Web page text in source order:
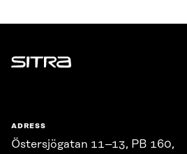
Sitra
ADRESS
Östersjögatan 11–13, PB 160,